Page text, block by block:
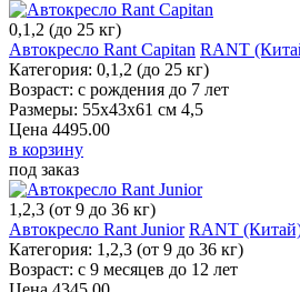
0,1,2 (до 25 кг)
Автокресло Rant Capitan RANT
Категория: 0,1,2 (до 25 кг)
Возраст: с рождения до 7 лет
Размеры: 55x43x61 см 4,5
Цена 4495.00
в корзину
под заказ
1,2,3 (от 9 до 36 кг)
Автокресло Rant Junior RANT
Категория: 1,2,3 (от 9 до 36 кг)
Возраст: с 9 месяцев до 12 лет